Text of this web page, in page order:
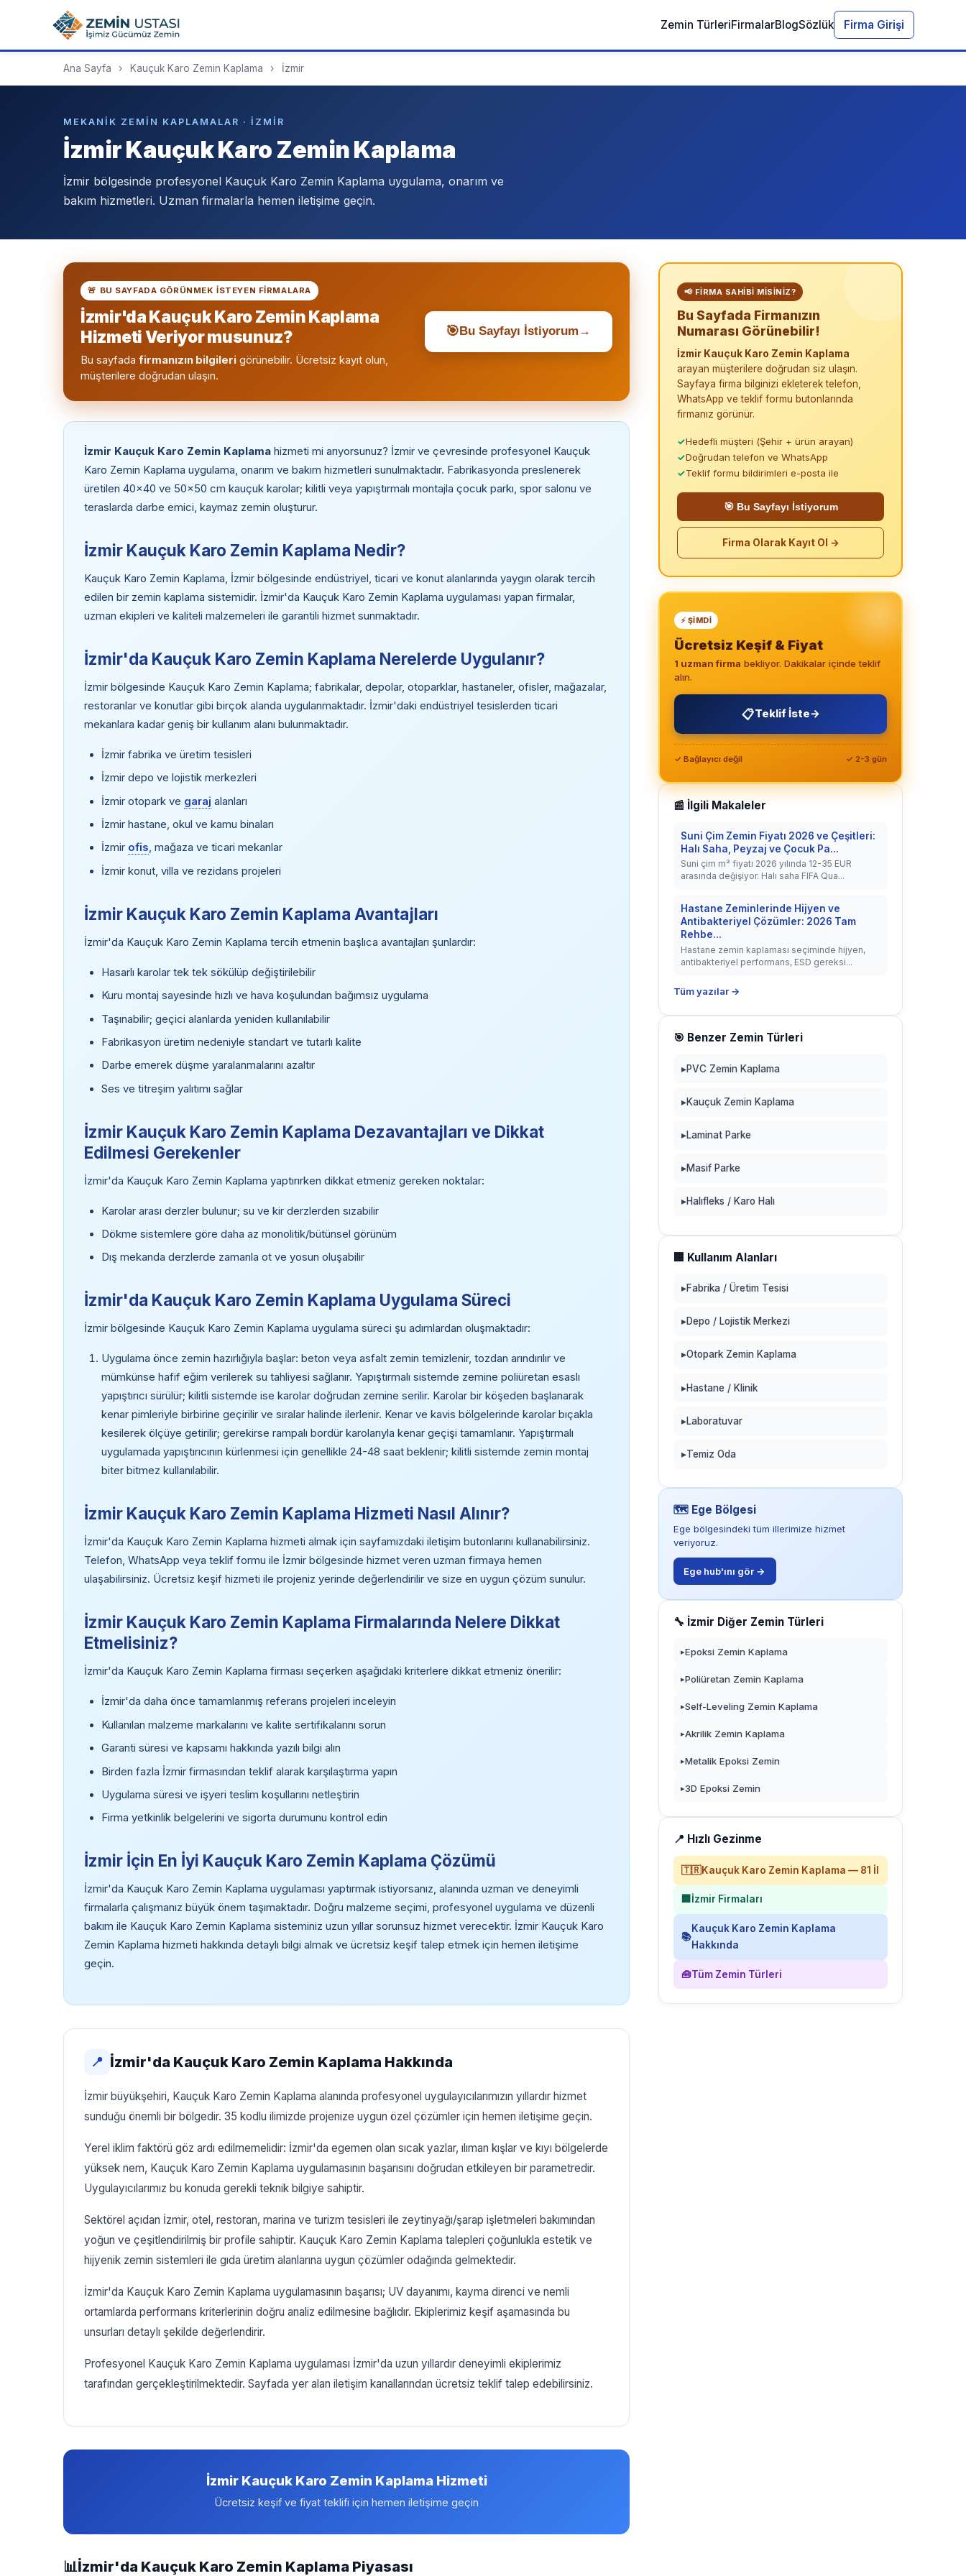
Zemin TürleriFirmalarBlogSözlük Firma Girişi
Ana Sayfa › Kauçuk Karo Zemin Kaplama › İzmir
MEKANIK ZEMIN KAPLAMALAR · İZMIR
İzmir Kauçuk Karo Zemin Kaplama
İzmir bölgesinde profesyonel Kauçuk Karo Zemin Kaplama uygulama, onarım ve
bakım hizmetleri. Uzman firmalarla hemen iletişime geçin.
🚨 BU SAYFADA GÖRÜNMEK ISTEYEN FIRMALARA
İzmir'da Kauçuk Karo Zemin Kaplama
Hizmeti Veriyor musunuz?
Bu sayfada firmanızın bilgileri görünebilir. Ücretsiz kayıt olun,
müşterilere doğrudan ulaşın.
🎯 Bu Sayfayı İstiyorum →
İzmir Kauçuk Karo Zemin Kaplama hizmeti mi arıyorsunuz? İzmir ve çevresinde profesyonel Kauçuk
Karo Zemin Kaplama uygulama, onarım ve bakım hizmetleri sunulmaktadır. Fabrikasyonda preslenerek
üretilen 40x40 ve 50x50 cm kauçuk karolar; kilitli veya yapıştırmalı montajla çocuk parkı, spor salonu ve
teraslarda darbe emici, kaymaz zemin oluşturur.
İzmir Kauçuk Karo Zemin Kaplama Nedir?
Kauçuk Karo Zemin Kaplama, İzmir bölgesinde endüstriyel, ticari ve konut alanlarında yaygın olarak tercih
edilen bir zemin kaplama sistemidir. İzmir'da Kauçuk Karo Zemin Kaplama uygulaması yapan firmalar,
uzman ekipleri ve kaliteli malzemeleri ile garantili hizmet sunmaktadır.
İzmir'da Kauçuk Karo Zemin Kaplama Nerelerde Uygulanır?
İzmir bölgesinde Kauçuk Karo Zemin Kaplama; fabrikalar, depolar, otoparklar, hastaneler, ofisler, mağazalar,
restoranlar ve konutlar gibi birçok alanda uygulanmaktadır. İzmir'daki endüstriyel tesislerden ticari
mekanlara kadar geniş bir kullanım alanı bulunmaktadır.
İzmir fabrika ve üretim tesisleri
İzmir depo ve lojistik merkezleri
İzmir otopark ve garaj alanları
İzmir hastane, okul ve kamu binaları
İzmir ofis, mağaza ve ticari mekanlar
İzmir konut, villa ve rezidans projeleri
İzmir Kauçuk Karo Zemin Kaplama Avantajları
İzmir'da Kauçuk Karo Zemin Kaplama tercih etmenin başlıca avantajları şunlardır:
Hasarlı karolar tek tek sökülüp değiştirilebilir
Kuru montaj sayesinde hızlı ve hava koşulundan bağımsız uygulama
Taşınabilir; geçici alanlarda yeniden kullanılabilir
Fabrikasyon üretim nedeniyle standart ve tutarlı kalite
Darbe emerek düşme yaralanmalarını azaltır
Ses ve titreşim yalıtımı sağlar
İzmir Kauçuk Karo Zemin Kaplama Dezavantajları ve Dikkat
Edilmesi Gerekenler
İzmir'da Kauçuk Karo Zemin Kaplama yaptırırken dikkat etmeniz gereken noktalar:
Karolar arası derzler bulunur; su ve kir derzlerden sızabilir
Dökme sistemlere göre daha az monolitik/bütünsel görünüm
Dış mekanda derzlerde zamanla ot ve yosun oluşabilir
İzmir'da Kauçuk Karo Zemin Kaplama Uygulama Süreci
İzmir bölgesinde Kauçuk Karo Zemin Kaplama uygulama süreci şu adımlardan oluşmaktadır:
Uygulama önce zemin hazırlığıyla başlar: beton veya asfalt zemin temizlenir, tozdan arındırılır ve
mümkünse hafif eğim verilerek su tahliyesi sağlanır. Yapıştırmalı sistemde zemine poliüretan esaslı
yapıştırıcı sürülür; kilitli sistemde ise karolar doğrudan zemine serilir. Karolar bir köşeden başlanarak
kenar pimleriyle birbirine geçirilir ve sıralar halinde ilerlenir. Kenar ve kavis bölgelerinde karolar bıçakla
kesilerek ölçüye getirilir; gerekirse rampalı bordür karolarıyla kenar geçişi tamamlanır. Yapıştırmalı
uygulamada yapıştırıcının kürlenmesi için genellikle 24-48 saat beklenir; kilitli sistemde zemin montaj
biter bitmez kullanılabilir.
İzmir Kauçuk Karo Zemin Kaplama Hizmeti Nasıl Alınır?
İzmir'da Kauçuk Karo Zemin Kaplama hizmeti almak için sayfamızdaki iletişim butonlarını kullanabilirsiniz.
Telefon, WhatsApp veya teklif formu ile İzmir bölgesinde hizmet veren uzman firmaya hemen
ulaşabilirsiniz. Ücretsiz keşif hizmeti ile projeniz yerinde değerlendirilir ve size en uygun çözüm sunulur.
İzmir Kauçuk Karo Zemin Kaplama Firmalarında Nelere Dikkat
Etmelisiniz?
İzmir'da Kauçuk Karo Zemin Kaplama firması seçerken aşağıdaki kriterlere dikkat etmeniz önerilir:
İzmir'da daha önce tamamlanmış referans projeleri inceleyin
Kullanılan malzeme markalarını ve kalite sertifikalarını sorun
Garanti süresi ve kapsamı hakkında yazılı bilgi alın
Birden fazla İzmir firmasından teklif alarak karşılaştırma yapın
Uygulama süresi ve işyeri teslim koşullarını netleştirin
Firma yetkinlik belgelerini ve sigorta durumunu kontrol edin
İzmir İçin En İyi Kauçuk Karo Zemin Kaplama Çözümü
İzmir'da Kauçuk Karo Zemin Kaplama uygulaması yaptırmak istiyorsanız, alanında uzman ve deneyimli
firmalarla çalışmanız büyük önem taşımaktadır. Doğru malzeme seçimi, profesyonel uygulama ve düzenli
bakım ile Kauçuk Karo Zemin Kaplama sisteminiz uzun yıllar sorunsuz hizmet verecektir. İzmir Kauçuk Karo
Zemin Kaplama hizmeti hakkında detaylı bilgi almak ve ücretsiz keşif talep etmek için hemen iletişime
geçin.
📍 İzmir'da Kauçuk Karo Zemin Kaplama Hakkında
İzmir büyükşehiri, Kauçuk Karo Zemin Kaplama alanında profesyonel uygulayıcılarımızın yıllardır hizmet
sunduğu önemli bir bölgedir. 35 kodlu ilimizde projenize uygun özel çözümler için hemen iletişime geçin.
Yerel iklim faktörü göz ardı edilmemelidir: İzmir'da egemen olan sıcak yazlar, ılıman kışlar ve kıyı bölgelerde
yüksek nem, Kauçuk Karo Zemin Kaplama uygulamasının başarısını doğrudan etkileyen bir parametredir.
Uygulayıcılarımız bu konuda gerekli teknik bilgiye sahiptir.
Sektörel açıdan İzmir, otel, restoran, marina ve turizm tesisleri ile zeytinyağı/şarap işletmeleri bakımından
yoğun ve çeşitlendirilmiş bir profile sahiptir. Kauçuk Karo Zemin Kaplama talepleri çoğunlukla estetik ve
hijyenik zemin sistemleri ile gıda üretim alanlarına uygun çözümler odağında gelmektedir.
İzmir'da Kauçuk Karo Zemin Kaplama uygulamasının başarısı; UV dayanımı, kayma direnci ve nemli
ortamlarda performans kriterlerinin doğru analiz edilmesine bağlıdır. Ekiplerimiz keşif aşamasında bu
unsurları detaylı şekilde değerlendirir.
Profesyonel Kauçuk Karo Zemin Kaplama uygulaması İzmir'da uzun yıllardır deneyimli ekiplerimiz
tarafından gerçekleştirilmektedir. Sayfada yer alan iletişim kanallarından ücretsiz teklif talep edebilirsiniz.
İzmir Kauçuk Karo Zemin Kaplama Hizmeti
Ücretsiz keşif ve fiyat teklifi için hemen iletişime geçin
📊İzmir'da Kauçuk Karo Zemin Kaplama Piyasası
📢 FIRMA SAHIBI MISINIZ?
Bu Sayfada Firmanızın
Numarası Görünebilir!
İzmir Kauçuk Karo Zemin Kaplama
arayan müşterilere doğrudan siz ulaşın.
Sayfaya firma bilginizi ekleterek telefon,
WhatsApp ve teklif formu butonlarında
firmanız görünür.
✓Hedefli müşteri (Şehir + ürün arayan)
✓Doğrudan telefon ve WhatsApp
✓Teklif formu bildirimleri e-posta ile
🎯 Bu Sayfayı İstiyorum
Firma Olarak Kayıt Ol →
⚡ ŞIMDI
Ücretsiz Keşif & Fiyat
1 uzman firma bekliyor. Dakikalar içinde teklif
alın.
📋Teklif İste→
✓ Bağlayıcı değil ✓ 2-3 gün
📰 İlgili Makaleler
Suni Çim Zemin Fiyatı 2026 ve Çeşitleri:
Halı Saha, Peyzaj ve Çocuk Pa...
Suni çim m² fiyatı 2026 yılında 12-35 EUR
arasında değişiyor. Halı saha FIFA Qua...
Hastane Zeminlerinde Hijyen ve
Antibakteriyel Çözümler: 2026 Tam
Rehbe...
Hastane zemin kaplaması seçiminde hijyen,
antibakteriyel performans, ESD gereksi...
Tüm yazılar →
🎯 Benzer Zemin Türleri
▸PVC Zemin Kaplama
▸Kauçuk Zemin Kaplama
▸Laminat Parke
▸Masif Parke
▸Halıfleks / Karo Halı
🏢 Kullanım Alanları
▸Fabrika / Üretim Tesisi
▸Depo / Lojistik Merkezi
▸Otopark Zemin Kaplama
▸Hastane / Klinik
▸Laboratuvar
▸Temiz Oda
🗺️ Ege Bölgesi
Ege bölgesindeki tüm illerimize hizmet
veriyoruz.
Ege hub'ını gör →
🔧 İzmir Diğer Zemin Türleri
▸Epoksi Zemin Kaplama
▸Poliüretan Zemin Kaplama
▸Self-Leveling Zemin Kaplama
▸Akrilik Zemin Kaplama
▸Metalik Epoksi Zemin
▸3D Epoksi Zemin
📍 Hızlı Gezinme
🇹🇷Kauçuk Karo Zemin Kaplama — 81 İl
🏢 İzmir Firmaları
📚
Kauçuk Karo Zemin Kaplama
Hakkında
🧰Tüm Zemin Türleri